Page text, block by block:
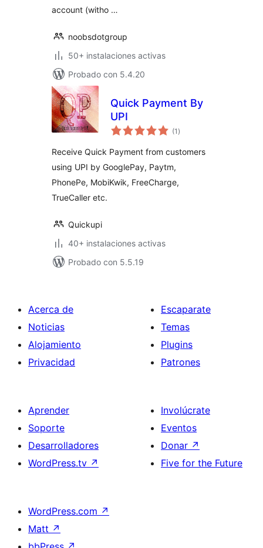
account (witho …
noobsdotgroup
50+ instalaciones activas
Probado con 5.4.20
Quick Payment By
UPI
(1 valoraciones
en
)
Receive Quick Payment from customers
using UPI by GooglePay, Paytm,
PhonePe, MobiKwik, FreeCharge,
TrueCaller etc.
Quickupi
40+ instalaciones activas
Probado con 5.5.19
Acerca de
Noticias
Alojamiento
Privacidad
Escaparate
Temas
Plugins
Patrones
Aprender
Soporte
Desarrolladores
WordPress.tv ↗
Involúcrate
Eventos
Donar ↗
Five for the Future
WordPress.com ↗
Matt ↗